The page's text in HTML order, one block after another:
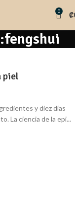
0 ₡
piel
y diez días
La ciencia de la epi...